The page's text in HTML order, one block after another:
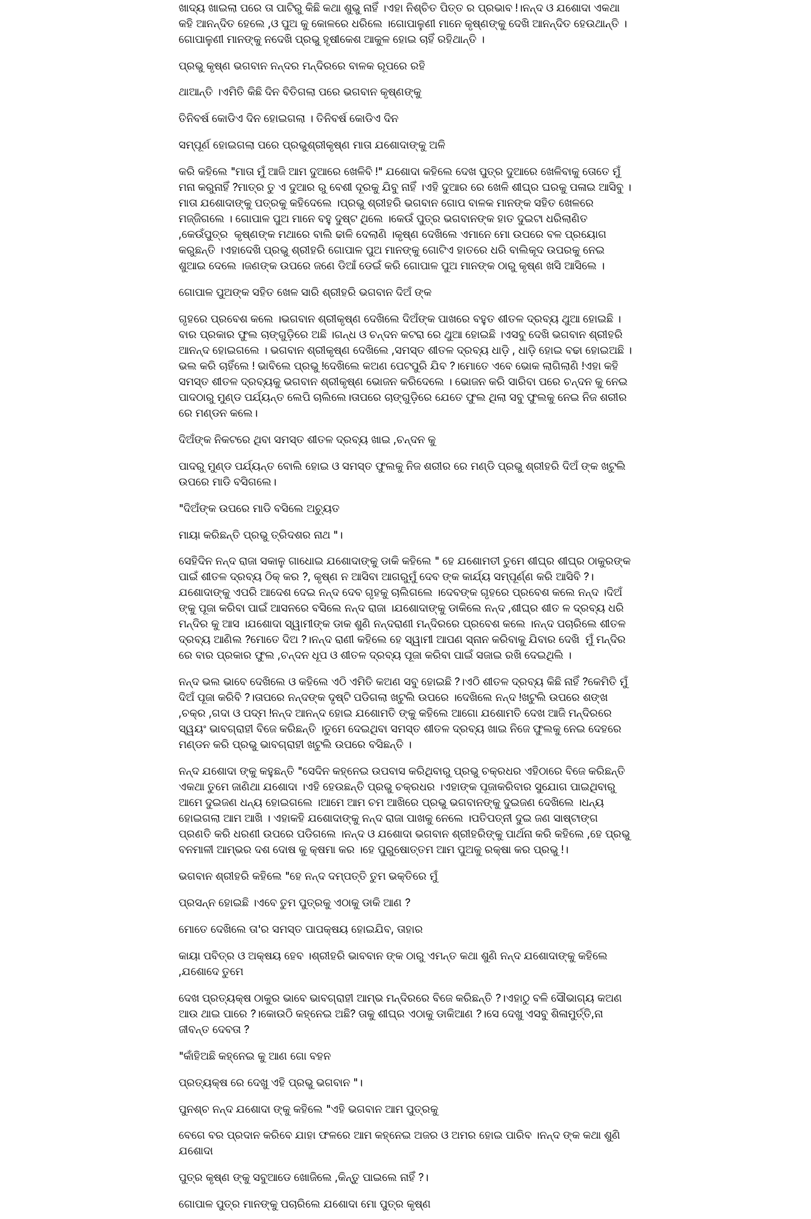
ଖାଦ୍ୟ ଖାଇଲା ପରେ ତା ପାଟିରୁ କିଛି କଥା ଶୁଭୁ ନାହିଁ ।ଏହା ନିଶ୍ଚିତ ପିତ୍ତ ର ପ୍ରଭାବ !।ନନ୍ଦ ଓ ଯଶୋଦା ଏକଥା
କହି ଆନନ୍ଦିତ ହେଲେ ,ଓ ପୁଅ କୁ କୋଳରେ ଧରିଲେ ।ଗୋପାଳୁଣୀ ମାନେ କୃଷ୍ଣଙ୍କୁ ଦେଖି ଆନନ୍ଦିତ ହେଉଥାନ୍ତି ।
ଗୋପାଳୁଣୀ ମାନଙ୍କୁ ନଦେଖି ପ୍ରଭୁ ହୃଷୀକେଶ ଆକୁଳ ହୋଇ ଚାହିଁ ରହିଥାନ୍ତି ।
ପ୍ରଭୁ କୃଷ୍ଣ ଭଗବାନ ନନ୍ଦର ମନ୍ଦିରରେ ବାଳକ ରୂପରେ ରହି
ଥାଆନ୍ତି ।ଏମିତି କିଛି ଦିନ ବିତିଗଲା ପରେ ଭଗବାନ କୃଷ୍ଣଙ୍କୁ
ତିନିବର୍ଷ କୋଡିଏ ଦିନ ହୋଇଗଲା । ତିନିବର୍ଷ କୋଡିଏ ଦିନ
ସମ୍ପୂର୍ଣ ହୋଇଗଲା ପରେ ପ୍ରଭୁଶ୍ରୀକୃଷ୍ଣ ମାତା ଯଶୋଦାଙ୍କୁ ଅଳି
କରି କହିଲେ "ମାତା ମୁଁ ଆଜି ଆମ ଦୁଆରେ ଖେଳିବି !" ଯଶୋଦା କହିଲେ ଦେଖ ପୁତ୍ର ଦୁଆରେ ଖେଳିବାକୁ ତୋତେ ମୁଁ
ମନା କରୁନାହିଁ ?ମାତ୍ର ତୁ ଏ ଦୁଆର ରୁ ବେଶୀ ଦୂରକୁ ଯିବୁ ନାହିଁ ।ଏହି ଦୁଆର ରେ ଖେଳି ଶୀଘ୍ର ଘରକୁ ପଳାଇ ଆସିବୁ ।
ମାତା ଯଶୋଦାଙ୍କୁ ପତ୍ରକୁ କହିଦେଲେ ।ପ୍ରଭୁ ଶ୍ରୀହରି ଭଗବାନ ଗୋପ ବାଳକ ମାନଙ୍କ ସହିତ ଖେଳରେ
ମଜ୍ଜିଗଲେ । ଗୋପାଳ ପୁଅ ମାନେ ବହୁ ଦୁଷ୍ଟ ଥିଲେ ।କେଉଁ ପୁତ୍ର ଭଗବାନଙ୍କ ହାତ ଦୁଇଟା ଧରିଲାଣିତ
,କେଉଁପୁତ୍ର  କୃଷ୍ଣଙ୍କ ମଥାରେ ବାଲି ଢାଳି ଦେଲାଣି ।କୃଷ୍ଣ ଦେଖିଲେ ଏମାନେ ମୋ ଉପରେ ବଳ ପ୍ରୟୋଗ
କରୁଛନ୍ତି ।ଏହାଦେଖି ପ୍ରଭୁ ଶ୍ରୀହରି ଗୋପାଳ ପୁଅ ମାନଙ୍କୁ ଗୋଟିଏ ହାତରେ ଧରି ବାଲିକୂଦ ଉପରକୁ ନେଇ
ଶୁଆଇ ଦେଲେ ।ଜଣଙ୍କ ଉପରେ ଜଣେ ଡିଆଁ ଡେଇଁ କରି ଗୋପାଳ ପୁଅ ମାନଙ୍କ ଠାରୁ କୃଷ୍ଣ ଖସି ଆସିଲେ ।
ଗୋପାଳ ପୁଅଙ୍କ ସହିତ ଖେଳ ସାରି ଶ୍ରୀହରି ଭଗବାନ ଦିଅଁ ଙ୍କ
ଗୃହରେ ପ୍ରବେଶ କଲେ ।ଭଗବାନ ଶ୍ରୀକୃଷ୍ଣ ଦେଖିଲେ ଦିଅଁଙ୍କ ପାଖରେ ବହୁତ ଶୀତଳ ଦ୍ରବ୍ୟ ଥୁଆ ହୋଇଛି ।
ବାର ପ୍ରକାର ଫୁଲ ଚାଙ୍ଗୁଡ଼ିରେ ଅଛି ।ଗନ୍ଧ ଓ ଚନ୍ଦନ କଟରା ରେ ଥୁଆ ହୋଇଛି ।ଏସବୁ ଦେଖି ଭଗବାନ ଶ୍ରୀହରି
ଆନନ୍ଦ ହୋଇଗଲେ । ଭଗବାନ ଶ୍ରୀକୃଷ୍ଣ ଦେଖିଲେ ,ସମସ୍ତ ଶୀତଳ ଦ୍ରବ୍ୟ ଧାଡ଼ି , ଧାଡ଼ି ହୋଇ ବଢା ହୋଇଅଛି ।
ଭଲ କରି ଚାହିଁଲେ ! ଭାବିଲେ ପ୍ରଭୁ !ଦେଖିଲେ କଅଣ ପେଟପୁରି ଯିବ ?।ମୋତେ ଏବେ ଭୋକ ଲାଗିଲାଣି !ଏହା କହି
ସମସ୍ତ ଶୀତଳ ଦ୍ରବ୍ୟକୁ ଭଗବାନ ଶ୍ରୀକୃଷ୍ଣ ଭୋଜନ କରିଦେଲେ । ଭୋଜନ କରି ସାରିବା ପରେ ଚନ୍ଦନ କୁ ନେଇ
ପାଦଠାରୁ ମୁଣ୍ଡ ପର୍ଯ୍ୟନ୍ତ ଲେପି ଚାଲିଲେ।ତାପରେ ଚାଙ୍ଗୁଡ଼ିରେ ଯେତେ ଫୁଲ ଥିଲା ସବୁ ଫୁଲକୁ ନେଇ ନିଜ ଶରୀର
ରେ ମଣ୍ଡନ କଲେ।
ଦିଅଁଙ୍କ ନିକଟରେ ଥିବା ସମସ୍ତ ଶୀତଳ ଦ୍ରବ୍ୟ ଖାଇ ,ଚନ୍ଦନ କୁ
ପାଦରୁ ମୁଣ୍ଡ ପର୍ଯ୍ୟନ୍ତ ବୋଲି ହୋଇ ଓ ସମସ୍ତ ଫୁଲକୁ ନିଜ ଶରୀର ରେ ମଣ୍ଡି ପ୍ରଭୁ ଶ୍ରୀହରି ଦିଅଁ ଙ୍କ ଖଟୁଲି
ଉପରେ ମାଡି ବସିଗଲେ।
"ଦିଅଁଙ୍କ ଉପରେ ମାଡି ବସିଲେ ଅଚ୍ୟୁତ
ମାୟା କରିଛନ୍ତି ପ୍ରଭୁ ତ୍ରିଦଶର ନାଥ "।
ସେହିଦିନ ନନ୍ଦ ରାଜା ସକାଳୁ ଗାଧୋଇ ଯଶୋଦାଙ୍କୁ ଡାକି କହିଲେ " ହେ ଯଶୋମତୀ ତୁମେ ଶୀଘ୍ର ଶୀଘ୍ର ଠାକୁରଙ୍କ
ପାଇଁ ଶୀତଳ ଦ୍ରବ୍ୟ ଠିକ୍ କର ?, କୃଷ୍ଣ ନ ଆସିବା ଆଗରୁମୁଁ ଦେବ ଙ୍କ କାର୍ଯ୍ୟ ସମ୍ପୂର୍ଣ୍ଣ କରି ଆସିବି ?।
ଯଶୋଦାଙ୍କୁ ଏପରି ଆଦେଶ ଦେଇ ନନ୍ଦ ଦେବ ଗୃହକୁ ଚାଲିଗଲେ ।ଦେବଙ୍କ ଗୃହରେ ପ୍ରବେଶ କଲେ ନନ୍ଦ ।ଦିଅଁ
ଙ୍କୁ ପୂଜା କରିବା ପାଇଁ ଆସନରେ ବସିଲେ ନନ୍ଦ ରାଜା ।ଯଶୋଦାଙ୍କୁ ଡାକିଲେ ନନ୍ଦ ,ଶୀଘ୍ର ଶୀତ ଳ ଦ୍ରବ୍ୟ ଧରି
ମନ୍ଦିର କୁ ଆସ ।ଯଶୋଦା ସ୍ୱାମୀଙ୍କ ଡାକ ଶୁଣି ନନ୍ଦରାଣୀ ମନ୍ଦିରରେ ପ୍ରବେଶ କଲେ ।ନନ୍ଦ ପଚାରିଲେ ଶୀତଳ
ଦ୍ରବ୍ୟ ଆଣିଲ ?ମୋତେ ଦିଅ ?।ନନ୍ଦ ରାଣୀ କହିଲେ ହେ ସ୍ୱାମୀ ଆପଣ ସ୍ନାନ କରିବାକୁ ଯିବାର ଦେଖି  ମୁଁ ମନ୍ଦିର
ରେ ବାର ପ୍ରକାର ଫୁଲ ,ଚନ୍ଦନ ଧୂପ ଓ ଶୀତଳ ଦ୍ରବ୍ୟ ପୂଜା କରିବା ପାଇଁ ସଜାଇ ରଖି ଦେଇଥିଲି ।
ନନ୍ଦ ଭଲ ଭାବେ ଦେଖିଲେ ଓ କହିଲେ ଏଠି ଏମିତି କଅଣ ସବୁ ହୋଇଛି ?।ଏଠି ଶୀତଳ ଦ୍ରବ୍ୟ କିଛି ନାହିଁ ?କେମିତି ମୁଁ
ଦିଅଁ ପୂଜା କରିବି ?।ତାପରେ ନନ୍ଦଙ୍କ ଦୃଷ୍ଟି ପଡିଗଲା ଖଟୁଲି ଉପରେ ।ଦେଖିଲେ ନନ୍ଦ !ଖଟୁଲି ଉପରେ ଶଙ୍ଖ
,ଚକ୍ର ,ଗଦା ଓ ପଦ୍ମ !ନନ୍ଦ ଆନନ୍ଦ ହୋଇ ଯଶୋମତି ଙ୍କୁ କହିଲେ ଆଗୋ ଯଶୋମତି ଦେଖ ଆଜି ମନ୍ଦିରରେ
ସ୍ୱୟଂ ଭାବଗ୍ରାହୀ ବିଜେ କରିଛନ୍ତି ।ତୁମେ ଦେଇଥିବା ସମସ୍ତ ଶୀତଳ ଦ୍ରବ୍ୟ ଖାଇ ନିଜେ ଫୁଲକୁ ନେଇ ଦେହରେ
ମଣ୍ଡନ କରି ପ୍ରଭୁ ଭାବଗ୍ରାହୀ ଖଟୁଲି ଉପରେ ବସିଛନ୍ତି ।
ନନ୍ଦ ଯଶୋଦା ଙ୍କୁ କହୁଛନ୍ତି "ସେଦିନ କହ୍ନେଇ ଉପବାସ କରିଥିବାରୁ ପ୍ରଭୁ ଚକ୍ରଧର ଏହିଠାରେ ବିଜେ କରିଛନ୍ତି
ଏକଥା ତୁମେ ଜାଣିଥା ଯଶୋଦା ।ଏହି ହେଉଛନ୍ତି ପ୍ରଭୁ ଚକ୍ରଧର ।ଏହାଙ୍କ ପୂଜାକରିବାର ସୁଯୋଗ ପାଇଥିବାରୁ
ଆମେ ଦୁଇଜଣ ଧନ୍ୟ ହୋଇଗଲେ ।ଆମେ ଆମ ଚମ ଆଖିରେ ପ୍ରଭୁ ଭଗବାନଙ୍କୁ ଦୁଇଜଣ ଦେଖିଲେ ।ଧନ୍ୟ
ହୋଇଗଲା ଆମ ଆଖି । ଏହାକହି ଯଶୋଦାଙ୍କୁ ନନ୍ଦ ରାଜା ପାଖକୁ ନେଲେ ।ପତିପତ୍ନୀ ଦୁଇ ଜଣ ସାଷ୍ଟାଙ୍ଗ
ପ୍ରଣତି କରି ଧରଣୀ ଉପରେ ପଡିଗଲେ ।ନନ୍ଦ ଓ ଯଶୋଦା ଭଗବାନ ଶ୍ରୀହରିଙ୍କୁ ପାର୍ଥନା କରି କହିଲେ ,ହେ ପ୍ରଭୁ
ବନମାଳୀ ଆମ୍ଭର ଦଶ ଦୋଷ କୁ କ୍ଷମା କର ।ହେ ପୁରୁଷୋତ୍ତମ ଆମ ପୁଅକୁ ରକ୍ଷା କର ପ୍ରଭୁ !।
ଭଗବାନ ଶ୍ରୀହରି କହିଲେ "ହେ ନନ୍ଦ ଦମ୍ପତ୍ତି ତୁମ ଭକ୍ତିରେ ମୁଁ
ପ୍ରସନ୍ନ ହୋଇଛି ।ଏବେ ତୁମ ପୁତ୍ରକୁ ଏଠାକୁ ଡାକି ଆଣ ?
ମୋତେ ଦେଖିଲେ ତା'ର ସମସ୍ତ ପାପକ୍ଷୟ ହୋଇଯିବ, ତାହାର
କାୟା ପବିତ୍ର ଓ ଅକ୍ଷୟ ହେବ ।ଶ୍ରୀହରି ଭାବବାନ ଙ୍କ ଠାରୁ ଏମନ୍ତ କଥା ଶୁଣି ନନ୍ଦ ଯଶୋଦାଙ୍କୁ କହିଲେ
,ଯଶୋଦେ ତୁମେ
ଦେଖ ପ୍ରତ୍ୟକ୍ଷ ଠାକୁର ଭାବେ ଭାବଗ୍ରାହୀ ଆମ୍ଭ ମନ୍ଦିରରେ ବିଜେ କରିଛନ୍ତି ?।ଏହାଠୁ ବଳି ସୌଭାଗ୍ୟ କଅଣ
ଆଉ ଥାଇ ପାରେ ?।କୋଉଠି କହ୍ନେଇ ଅଛି? ତାକୁ ଶୀଘ୍ର ଏଠାକୁ ଡାକିଆଣ ?।ସେ ଦେଖୁ ଏସବୁ ଶିଳାମୁର୍ତ୍ତି,ନା
ଜୀବନ୍ତ ଦେବତା ?
"କାଁହିଅଛି କହ୍ନେଇ କୁ ଆଣ ଗୋ ବହନ
ପ୍ରତ୍ୟକ୍ଷ ରେ ଦେଖୁ ଏହି ପ୍ରଭୁ ଭଗବାନ "।
ପୁନଶ୍ଚ ନନ୍ଦ ଯଶୋଦା ଙ୍କୁ କହିଲେ "ଏହି ଭଗବାନ ଆମ ପୁତ୍ରକୁ
ବେଗେ ବର ପ୍ରଦାନ କରିବେ ଯାହା ଫଳରେ ଆମ କହ୍ନେଇ ଅଜର ଓ ଅମର ହୋଇ ପାରିବ ।ନନ୍ଦ ଙ୍କ କଥା ଶୁଣି
ଯଶୋଦା
ପୁତ୍ର କୃଷ୍ଣ ଙ୍କୁ ସବୁଆଡେ ଖୋଜିଲେ ,କିନ୍ତୁ ପାଇଲେ ନାହିଁ ?।
ଗୋପାଳ ପୁତ୍ର ମାନଙ୍କୁ ପଚାରିଲେ ଯଶୋଦା ମୋ ପୁତ୍ର କୃଷ୍ଣ